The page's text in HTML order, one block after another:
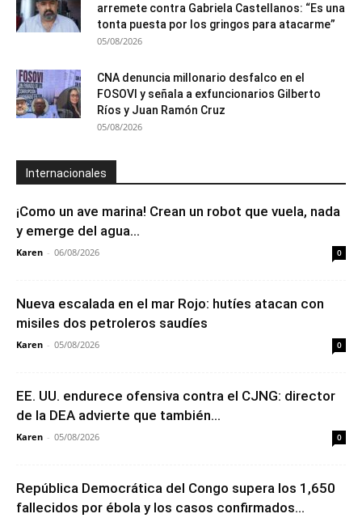
arremete contra Gabriela Castellanos: “Es una
tonta puesta por los gringos para atacarme”
05/08/2026
CNA denuncia millonario desfalco en el
FOSOVI y señala a exfuncionarios Gilberto
Ríos y Juan Ramón Cruz
05/08/2026
Internacionales
¡Como un ave marina! Crean un robot que vuela, nada
y emerge del agua...
Karen - 06/08/2026 0
Nueva escalada en el mar Rojo: hutíes atacan con
misiles dos petroleros saudíes
Karen - 05/08/2026 0
EE. UU. endurece ofensiva contra el CJNG: director
de la DEA advierte que también...
Karen - 05/08/2026 0
República Democrática del Congo supera los 1,650
fallecidos por ébola y los casos confirmados...